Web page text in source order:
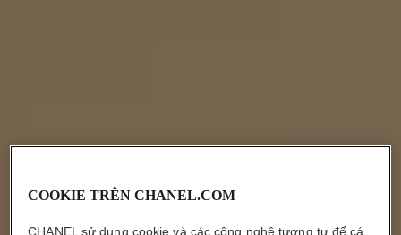
COOKIE TRÊN CHANEL.COM
CHANEL sử dụng cookie và các công nghệ tương tự để cá